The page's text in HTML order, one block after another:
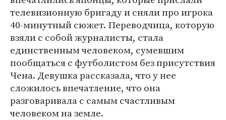
телевизионную бригаду и сняли про игрока
40-минутный сюжет. Переводчица, которую
взяли с собой журналисты, стала
единственным человеком, сумевшим
пообщаться с футболистом без присутствия
Чена. Девушка рассказала, что у нее
сложилось впечатление, что она
разговаривала с самым счастливым
человеком на земле.